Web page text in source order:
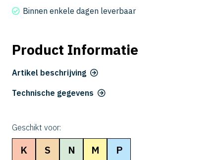
Binnen enkele dagen leverbaar
Product Informatie
Artikel beschrijving
Technische gegevens
Geschikt voor:
K S N M P